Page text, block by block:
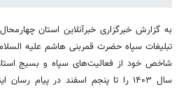
به گزارش خبرگزاری خبرآنلاین استان
تبلیغات سپاه حضرت قمربنی هاشم علیه
شاخص خود از فعالیت‌های سپاه و بسیج